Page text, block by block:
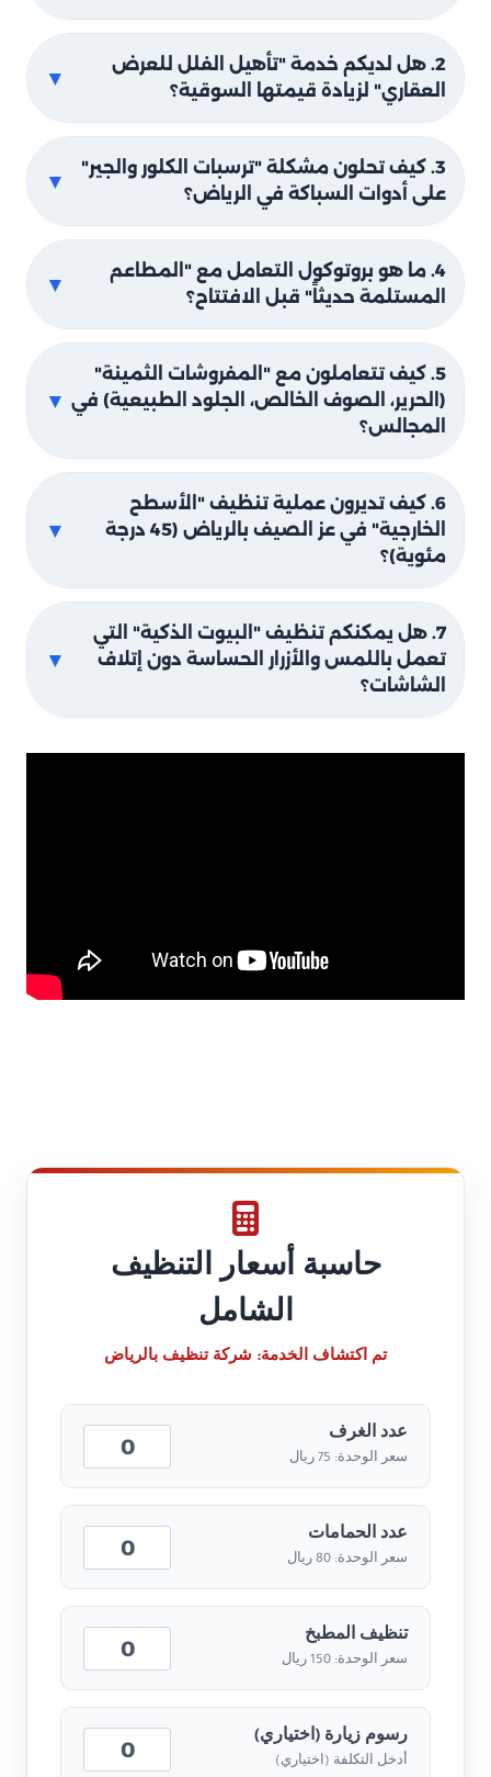
2. هل لديكم خدمة "تأهيل الفلل للعرض
العقاري" لزيادة قيمتها السوقية؟
▼
3. كيف تحلون مشكلة "ترسبات الكلور والجير"
على أدوات السباكة في الرياض؟
▼
4. ما هو بروتوكول التعامل مع "المطاعم
المستلمة حديثاً" قبل الافتتاح؟
▼
5. كيف تتعاملون مع "المفروشات الثمينة"
(الحرير، الصوف الخالص، الجلود الطبيعية) في
المجالس؟
▼
6. كيف تديرون عملية تنظيف "الأسطح
الخارجية" في عز الصيف بالرياض (45 درجة
مئوية)؟
▼
7. هل يمكنكم تنظيف "البيوت الذكية" التي
تعمل باللمس والأزرار الحساسة دون إتلاف
الشاشات؟
▼
حاسبة أسعار التنظيف
الشامل
تم اكتشاف الخدمة: شركة تنظيف بالرياض
عدد الغرف
سعر الوحدة: 75 ريال
عدد الحمامات
سعر الوحدة: 80 ريال
تنظيف المطبخ
سعر الوحدة: 150 ريال
رسوم زيارة (اختياري)
أدخل التكلفة (اختياري)